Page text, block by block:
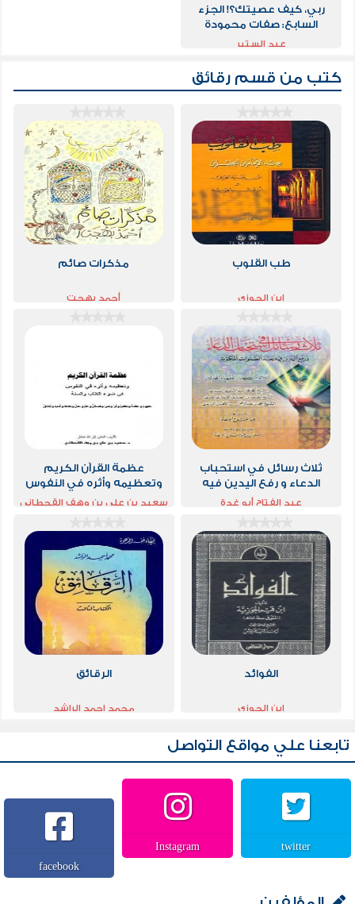
ربي، كيف عصيتك؟! الجزء
السابع: صفات محمودة
وصفات مذمومة
عبد الستير
كتب من قسم رقائق
طب القلوب
ابن الجوزي
مذكرات صائم
أحمد بهجت
ثلاث رسائل في استحباب
الدعاء و رفع اليدين فيه
عبد الفتاح أبو غدة
عظمة القرآن الكريم
وتعظيمه وأثره في النفوس
في ضوء الكتاب والسنة
سعيد بن علي بن وهف القحطاني
الفوائد
ابن الجوزي
الرقائق
محمد احمد الراشد
تابعنا علي مواقع التواصل
twitter
Instagram
facebook